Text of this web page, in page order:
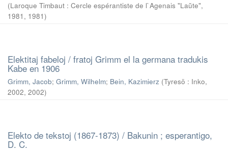
(Laroque Timbaut : Cercle espérantiste de l`Agenais "Laŭte",
1981 , 1981)
Elektitaj fabeloj / fratoj Grimm el la germana tradukis
Kabe en 1906
Grimm, Jacob; Grimm, Wilhelm; Bein, Kazimierz (Tyresö : Inko,
2002, 2002)
Elekto de tekstoj (1867-1873) / Bakunin ; esperantigo,
D. C.